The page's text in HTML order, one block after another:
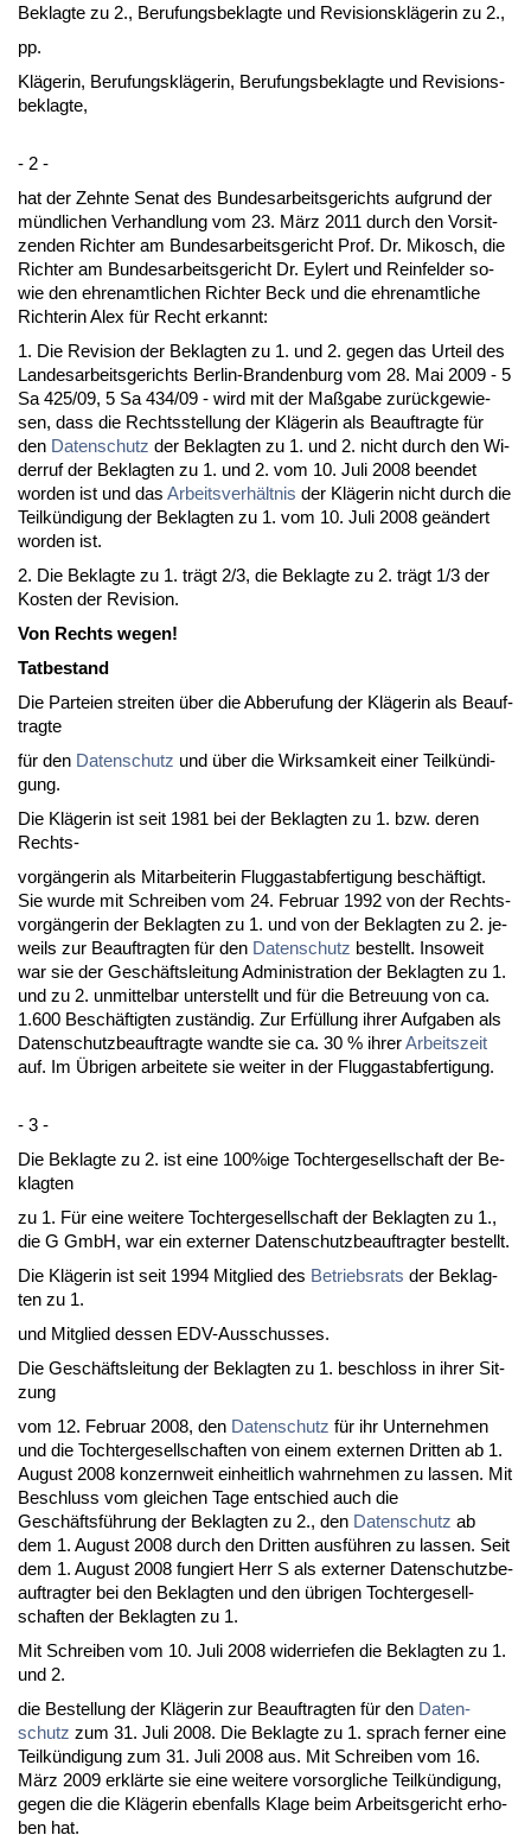
Be­klag­te zu 2., Be­ru­fungs­be­klag­te und Re­vi­si­onskläge­rin zu 2.,
pp.
Kläge­rin, Be­ru­fungskläge­rin, Be­ru­fungs­be­klag­te und Re­vi­si­ons­
be­klag­te,
- 2 -
hat der Zehn­te Se­nat des Bun­des­ar­beits­ge­richts auf­grund der
münd­li­chen Ver­hand­lung vom 23. März 2011 durch den Vor­sit­
zen­den Rich­ter am Bun­des­ar­beits­ge­richt Prof. Dr. Mi­kosch, die
Rich­ter am Bun­des­ar­beits­ge­richt Dr. Ey­lert und Rein­fel­der so­
wie den eh­ren­amt­li­chen Rich­ter Beck und die eh­ren­amt­li­che
Rich­te­rin Alex für Recht er­kannt:
1. Die Re­vi­si­on der Be­klag­ten zu 1. und 2. ge­gen das Ur­teil des
Lan­des­ar­beits­ge­richts Ber­lin-Bran­den­burg vom 28. Mai 2009 - 5
Sa 425/09, 5 Sa 434/09 - wird mit der Maßga­be zurück­ge­wie­
sen, dass die Rechts­stel­lung der Kläge­rin als Be­auf­trag­te für
den Da­ten­schutz der Be­klag­ten zu 1. und 2. nicht durch den Wi­
der­ruf der Be­klag­ten zu 1. und 2. vom 10. Ju­li 2008 be­en­det
wor­den ist und das Ar­beits­verhält­nis der Kläge­rin nicht durch die
Teilkündi­gung der Be­klag­ten zu 1. vom 10. Ju­li 2008 geändert
wor­den ist.
2. Die Be­klag­te zu 1. trägt 2/3, die Be­klag­te zu 2. trägt 1/3 der
Kos­ten der Re­vi­si­on.
Von Rechts we­gen!
Tat­be­stand
Die Par­tei­en strei­ten über die Ab­be­ru­fung der Kläge­rin als Be­auf­
trag­te
für den Da­ten­schutz und über die Wirk­sam­keit ei­ner Teilkündi­
gung.
Die Kläge­rin ist seit 1981 bei der Be­klag­ten zu 1. bzw. de­ren
Rechts-
vorgänge­rin als Mit­ar­bei­te­rin Flug­gast­ab­fer­ti­gung beschäftigt.
Sie wur­de mit Schrei­ben vom 24. Fe­bru­ar 1992 von der Rechts­
vorgänge­rin der Be­klag­ten zu 1. und von der Be­klag­ten zu 2. je­
weils zur Be­auf­trag­ten für den Da­ten­schutz be­stellt. In­so­weit
war sie der Geschäfts­lei­tung Ad­mi­nis­tra­ti­on der Be­klag­ten zu 1.
und zu 2. un­mit­tel­bar un­ter­stellt und für die Be­treu­ung von ca.
1.600 Beschäftig­ten zuständig. Zur Erfüllung ih­rer Auf­ga­ben als
Da­ten­schutz­be­auf­trag­te wand­te sie ca. 30 % ih­rerAr­beits­zeit
auf. Im Übri­gen ar­bei­te­te sie wei­ter in der Flug­gast­ab­fer­ti­gung.
- 3 -
Die Be­klag­te zu 2. ist ei­ne 100%ige Toch­ter­ge­sell­schaft der Be­
klag­ten
zu 1. Für ei­ne wei­te­re Toch­ter­ge­sell­schaft der Be­klag­ten zu 1.,
die G GmbH, war ein ex­ter­ner Da­ten­schutz­be­auf­trag­ter be­stellt.
Die Kläge­rin ist seit 1994 Mit­glied des Be­triebs­rats der Be­klag­
ten zu 1.
und Mit­glied des­sen EDV-Aus­schus­ses.
Die Geschäfts­lei­tung der Be­klag­ten zu 1. be­schloss in ih­rer Sit­
zung
vom 12. Fe­bru­ar 2008, den Da­ten­schutz für ihr Un­ter­neh­men
und die Toch­ter­ge­sell­schaf­ten von ei­nem ex­ter­nen Drit­ten ab 1.
Au­gust 2008 kon­zern­weit ein­heit­lich wahr­neh­men zu las­sen. Mit
Be­schluss vom glei­chen Ta­ge ent­schied auch die
Geschäftsführung der Be­klag­ten zu 2., den Da­ten­schutz ab
dem 1. Au­gust 2008 durch den Drit­ten ausführen zu las­sen. Seit
dem 1. Au­gust 2008 fun­giert Herr S als ex­ter­ner Da­ten­schutz­be­
auf­trag­ter bei den Be­klag­ten und den übri­gen Toch­ter­ge­sell­
schaf­ten der Be­klag­ten zu 1.
Mit Schrei­ben vom 10. Ju­li 2008 wi­der­rie­fen die Be­klag­ten zu 1.
und 2.
die Be­stel­lung der Kläge­rin zur Be­auf­trag­ten für den Da­ten­
schutz zum 31. Ju­li 2008. Die Be­klag­te zu 1. sprach fer­ner ei­ne
Teilkündi­gung zum 31. Ju­li 2008 aus. Mit Schrei­ben vom 16.
März 2009 erklärte sie ei­ne wei­te­re vor­sorg­li­che Teilkündi­gung,
ge­gen die die Kläge­rin eben­falls Kla­ge beim Ar­beits­ge­richt er­ho­
ben hat.